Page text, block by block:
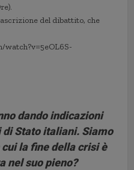
del dibattito, che
watch?v=5eOL6S-
dando indicazioni
Stato italiani. Siamo
la fine della crisi è
nel suo pieno?